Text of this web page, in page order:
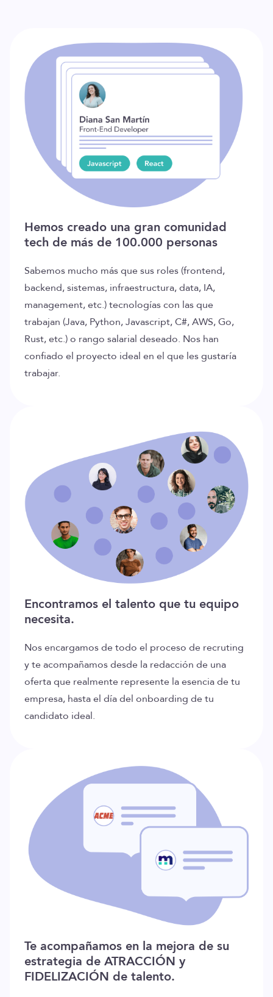
Hemos creado una gran comunidad
tech de más de 100.000 personas
Sabemos mucho más que sus roles (frontend,
backend, sistemas, infraestructura, data, IA,
management, etc.) tecnologías con las que
trabajan (Java, Python, Javascript, C#, AWS, Go,
Rust, etc.) o rango salarial deseado. Nos han
confiado el proyecto ideal en el que les gustaría
trabajar.
Encontramos el talento que tu equipo
necesita.
Nos encargamos de todo el proceso de recruting
y te acompañamos desde la redacción de una
oferta que realmente represente la esencia de tu
empresa, hasta el día del onboarding de tu
candidato ideal.
Te acompañamos en la mejora de su
estrategia de ATRACCIÓN y
FIDELIZACIÓN de talento.